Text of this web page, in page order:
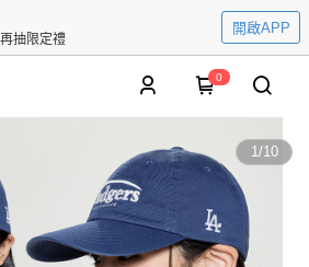
抽限定禮
開啟APP
0
1/10